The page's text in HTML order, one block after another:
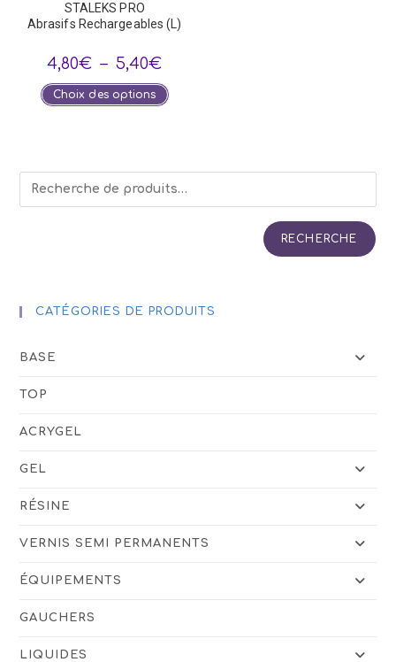
STALEKS PRO
Abrasifs Rechargeables (L)
4,80€ – 5,40€Plage
prix :
4,80€
Choix des options
produit
peuvent
être
sur
RECHERCHE
CATÉGORIES DE PRODUITS
BASE
TOP
ACRYGEL
GEL
RÉSINE
VERNIS SEMI PERMANENTS
ÉQUIPEMENTS
GAUCHERS
LIQUIDES